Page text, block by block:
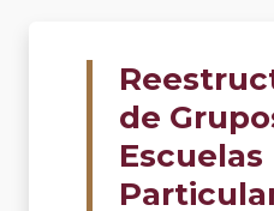
de
Escuelas